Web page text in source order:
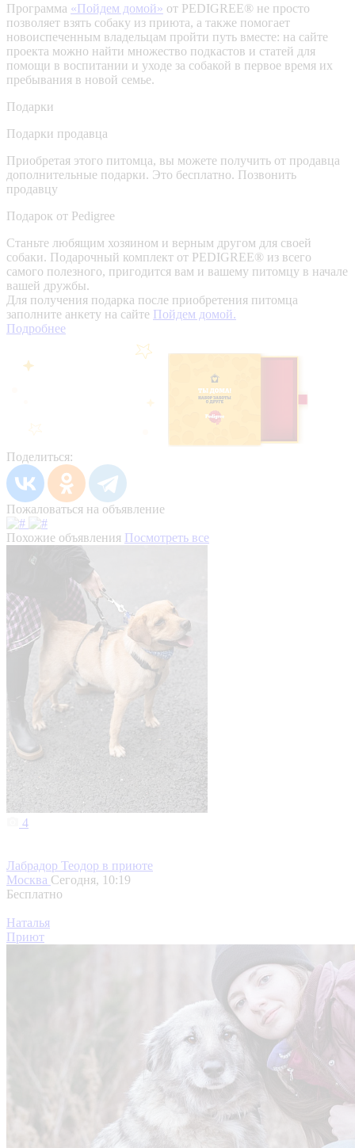
Программа «Пойдем домой» от PEDIGREE® не просто
позволяет взять собаку из приюта, а также помогает
новоиспеченным владельцам пройти путь вместе: на сайте
проекта можно найти множество подкастов и статей для
помощи в воспитании и уходе за собакой в первое время их
пребывания в новой семье.
Подарки
Подарки продавца
Приобретая этого питомца, вы можете получить от продавца
дополнительные подарки. Это бесплатно. Позвонить
продавцу
Подарок от Pedigree
Станьте любящим хозяином и верным другом для своей
собаки. Подарочный комплект от PEDIGREE® из всего
самого полезного, пригодится вам и вашему питомцу в начале
вашей дружбы.
Для получения подарка после приобретения питомца
заполните анкету на сайте Пойдем домой.
Подробнее
Поделиться:
Пожаловаться на объявление
Похожие объявления Посмотреть все
4
Лабрадор Теодор в приюте
Москва Сегодня, 10:19
Бесплатно
Наталья
Приют